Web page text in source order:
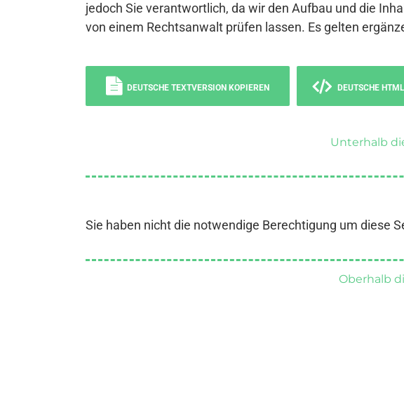
jedoch Sie verantwortlich, da wir den Aufbau und die
von einem Rechtsanwalt prüfen lassen. Es gelten
DEUTSCHE TEXTVERSION KOPIEREN DEUTSCHE
Unterhalb
Sie haben nicht die notwendige Berechtigung um diese
Oberhalb